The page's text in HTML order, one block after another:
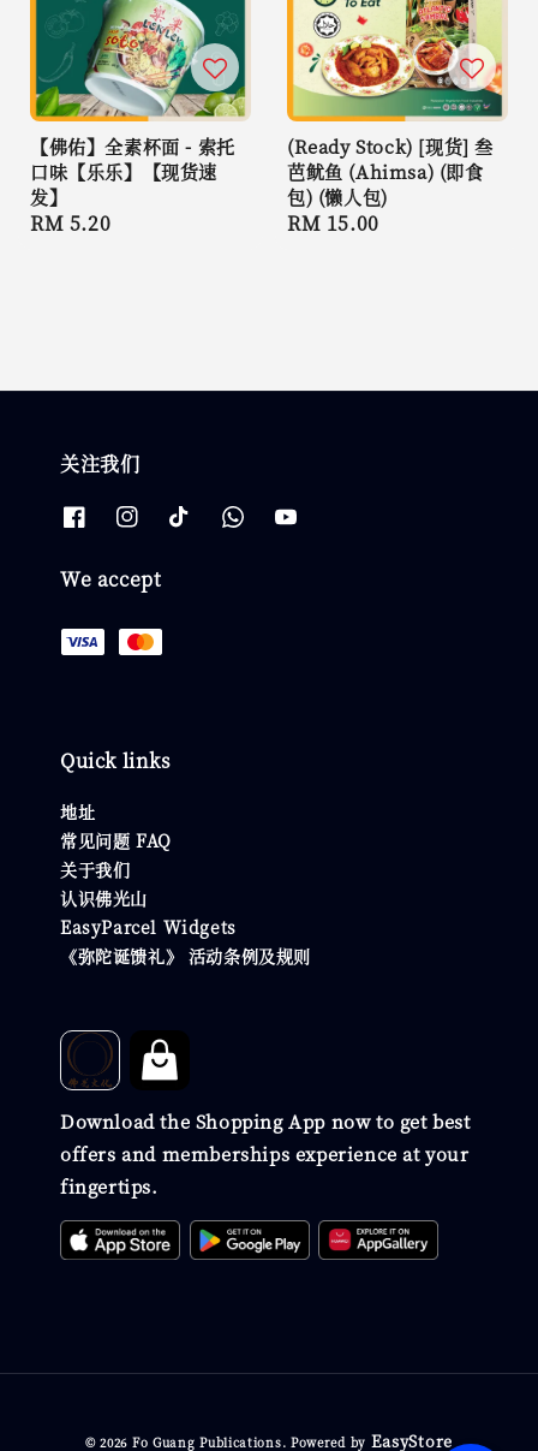
【佛佑】全素杯面 - 索托
口味【乐乐】【现货速
发】
Regular
RM 5.20
(Ready Stock) [现货] 叁
芭鱿鱼 (Ahimsa) (即食
包) (懒人包)
Regular
RM 15.00
关注我们
We accept
Quick links
地址
常见问题 FAQ
关于我们
认识佛光山
EasyParcel Widgets
《弥陀诞馈礼》 活动条例及规则
Download the Shopping App now to get best
offers and memberships experience at your
fingertips.
© 2026 Fo Guang Publications. Powered by EasyStore